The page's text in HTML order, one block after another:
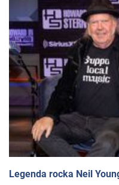
Legenda rocka Neil